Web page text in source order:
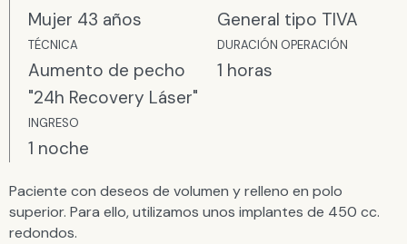
Mujer 43 años
TÉCNICA
Aumento de pecho
"24h Recovery Láser"
INGRESO
1 noche
General tipo TIVA
DURACIÓN OPERACIÓN
1 horas
Paciente con deseos de volumen y relleno en polo
superior. Para ello, utilizamos unos implantes de 450 cc.
redondos.